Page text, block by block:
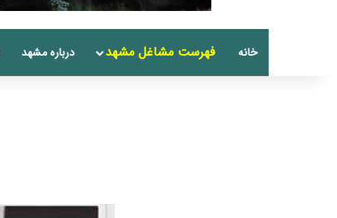
خانه فهرست مشاغل مشهد درباره مشهد